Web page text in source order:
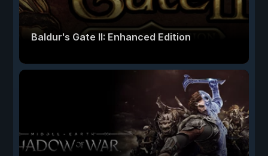
Baldur's Gate II: Enhanced Edition